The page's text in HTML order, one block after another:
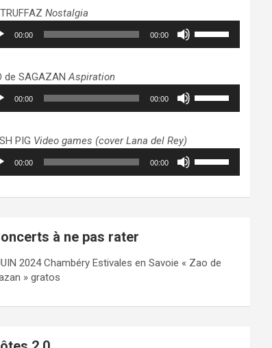
pour
augmenter
ou
volume.
Nostalgia
00:00 00:00
pour
augmenter
ou
volume.
de SAGAZANAspiration
00:00 00:00
pour
augmenter
ou
PIG Video games (cover Lana del Rey)
00:00 00:00
haut/bas
le
à ne pas rater
2024 Chambéry Estivales en Savoie « Zao de
» gratos